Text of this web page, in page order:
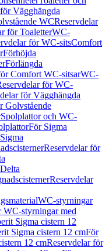
Vägghängda
WCReservdelar
för ToaletterWC-
för WC-sitsComfort
Förhöjda
Förlängda
Comfort WC-sitsarWC-
för WC-
för Vägghängda
Golvstående
Spolplattor och WC-
För Sigma
Reservdelar för
Reservdelar
WC-styrningar
WC-styrningar med
Sigma cistern 12
Sigma cistern 12 cmFör
12 cmReservdelar för